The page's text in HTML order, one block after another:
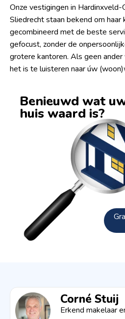
Onze vestigingen in Hardinxveld-
Sliedrecht staan bekend om
gecombineerd met de beste
gefocust, zonder de
grotere kantoren. Als geen
het is te luisteren naar úw
Benieuwd wat
huis waard is?
Corné Stuij
Erkend makelaar